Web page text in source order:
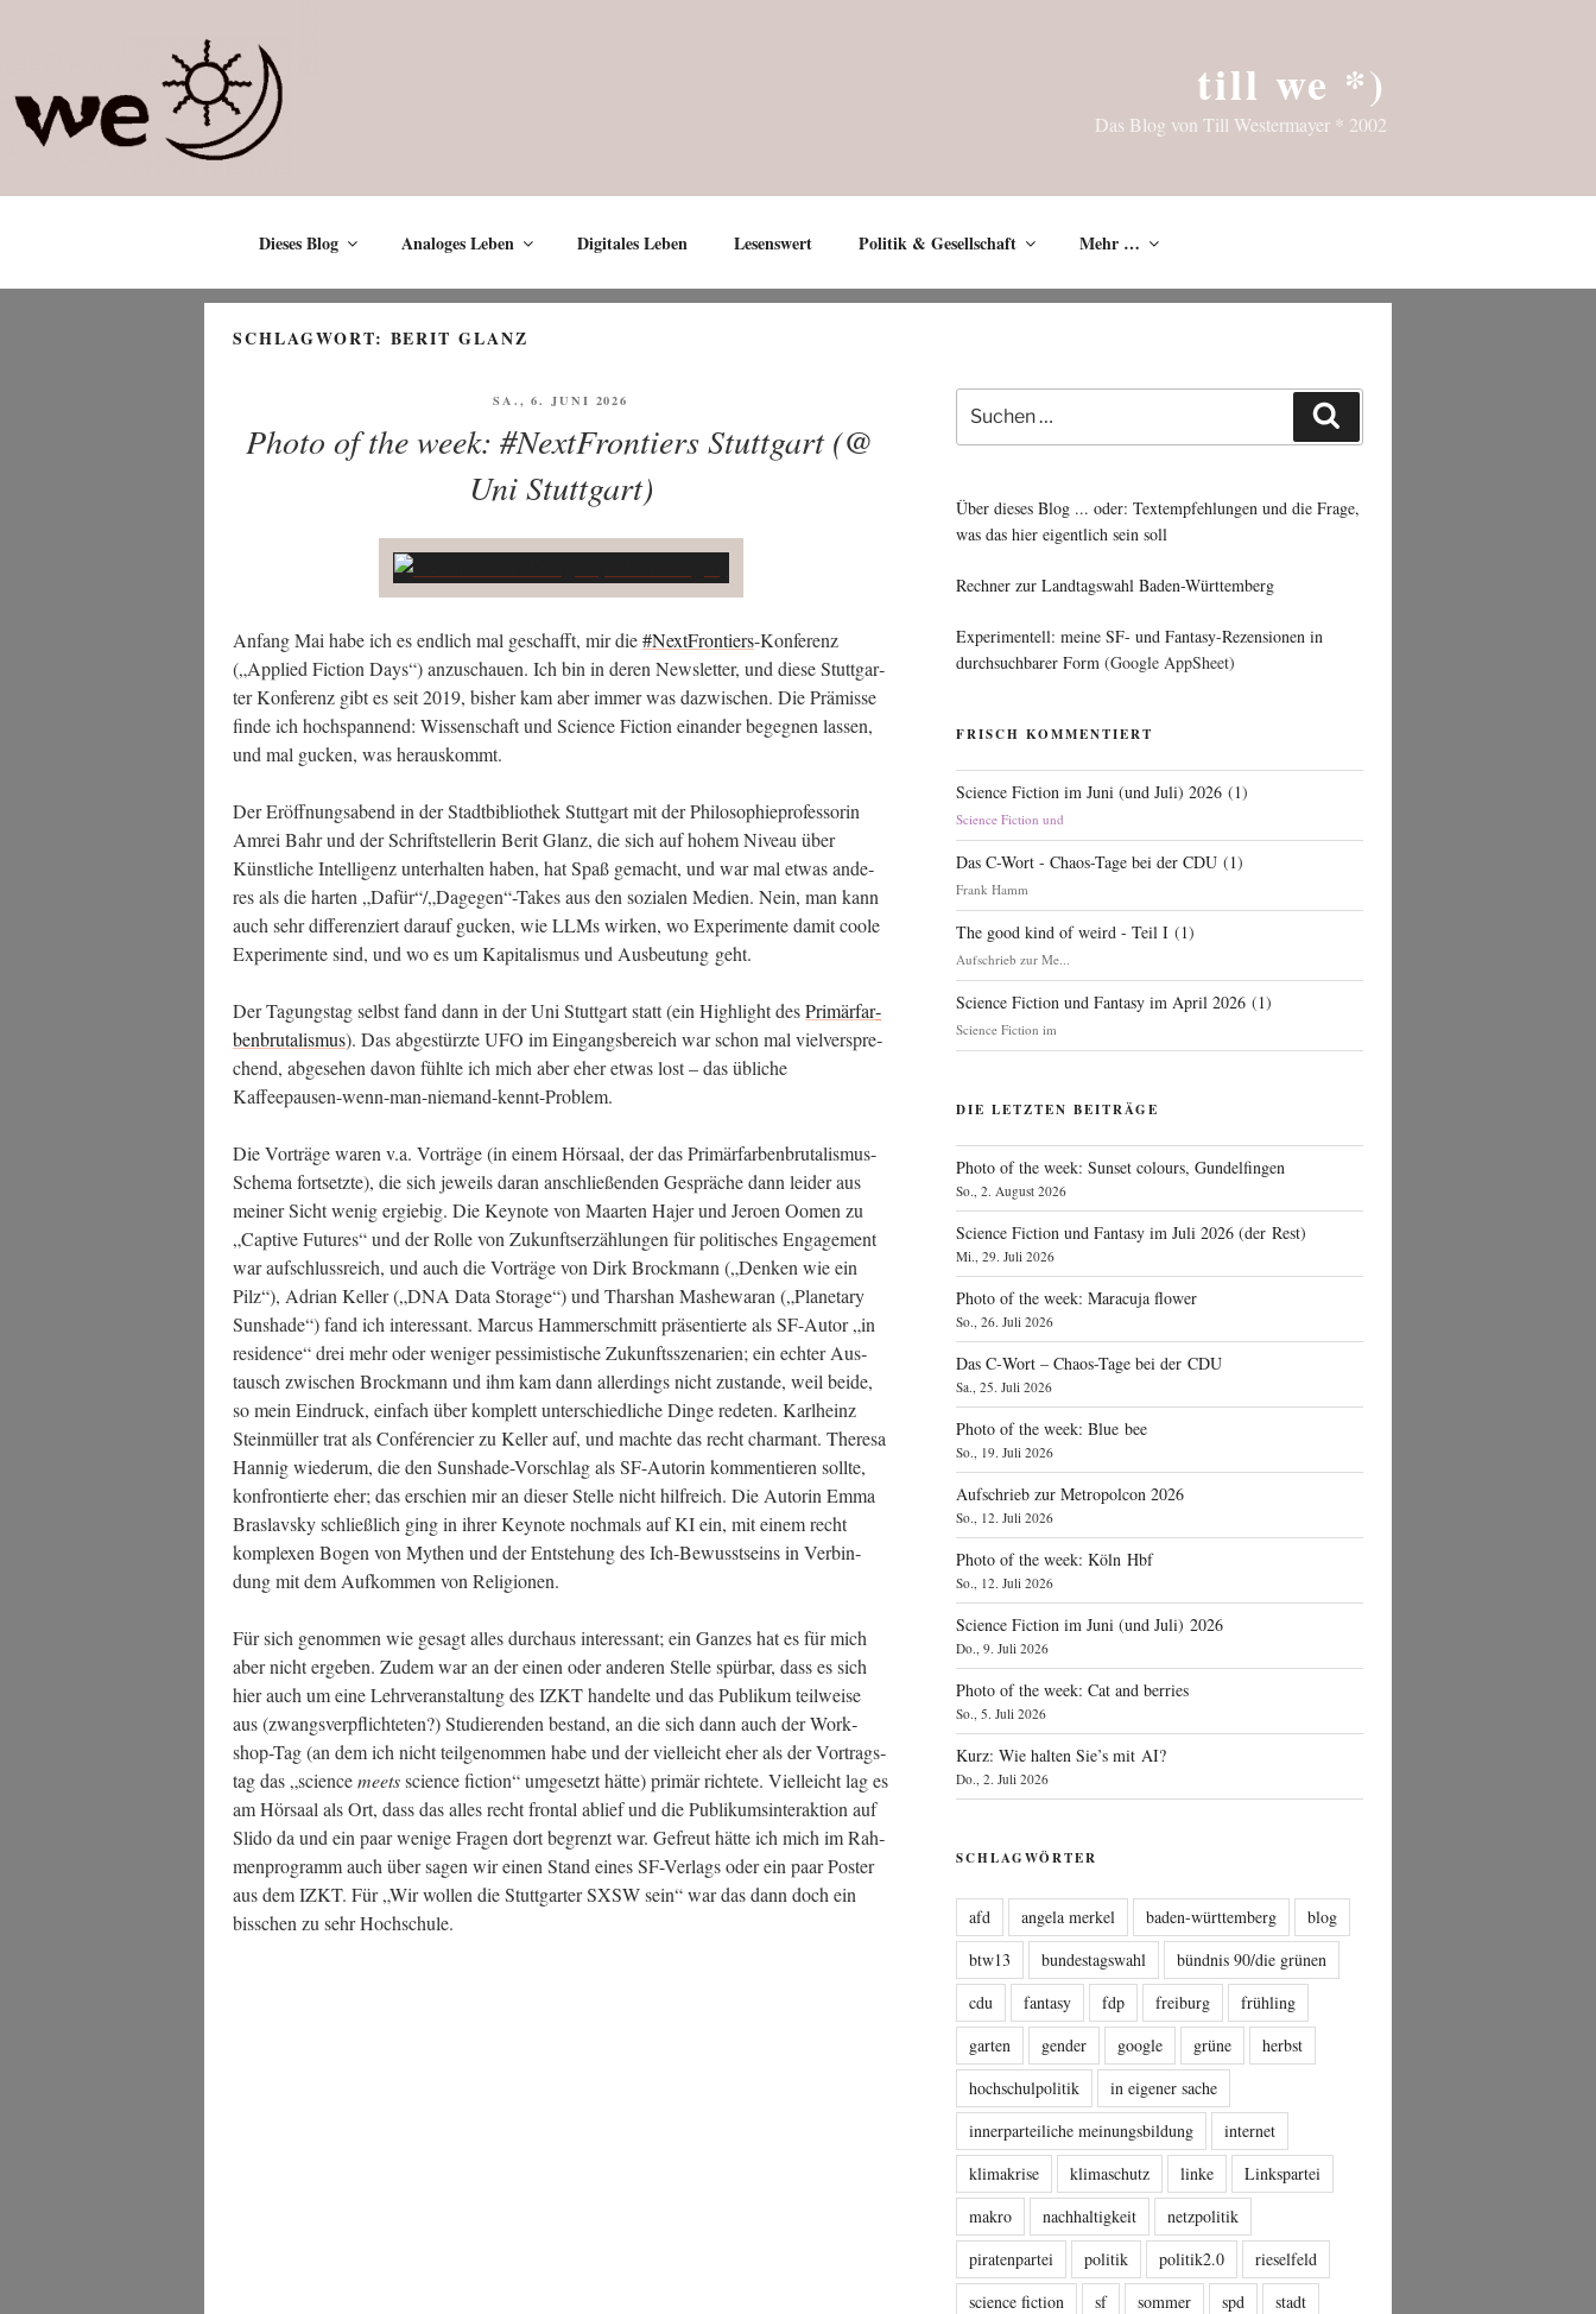
till we *)
Das Blog von Till Westermayer * 2002
Dieses Blog Analoges Leben Digitales Leben Lesenswert Politik & Gesellschaft Mehr …
SCHLAGWORT: BERIT GLANZ
VERÖFFENTLICHT
SA., 6. JUNI 2026
Photo of the week: #NextFrontiers Stuttgart (@
Uni Stuttgart)
Anfang Mai habe ich es end­lich mal geschafft, mir die#Next­Fron­tiers-Kon­fe­renz
(„Appli­ed Fic­tion Days“) anzu­schau­en. Ich bin in deren News­let­ter, und die­se Stutt­gar­
ter Kon­fe­renz gibt es seit 2019, bis­her kam aber immer was dazwi­schen. Die Prä­mis­se
fin­de ich hoch­span­nend: Wis­sen­schaft und Sci­ence Fic­tion ein­an­der begeg­nen las­sen,
und mal gucken, was herauskommt.
Der Eröff­nungs­abend in der Stadt­bi­blio­thek Stutt­gart mit der Phi­lo­so­phie­pro­fes­so­rin
Amrei Bahr und der Schrift­stel­le­rin Berit Glanz, die sich auf hohem Niveau über
Künst­li­che Intel­li­genz unter­hal­ten haben, hat Spaß gemacht, und war mal etwas ande­
res als die har­ten „Dafür“/„Dagegen“-Takes aus den sozia­len Medi­en. Nein, man kann
auch sehr dif­fe­ren­ziert dar­auf gucken, wie LLMs wir­ken, wo Expe­ri­men­te damit coo­le
Expe­ri­men­te sind, und wo es um Kapi­ta­lis­mus und Aus­beu­tung geht.
Der Tagungs­tag selbst fand dann in der Uni Stutt­gart statt (ein High­light desPri­mär­far­
ben­bru­ta­lis­mus). Das abge­stürz­te UFO im Ein­gangs­be­reich war schon mal viel­ver­spre­
chend, abge­se­hen davon fühl­te ich mich aber eher etwas lost – das übli­che
Kaffeepausen-wenn-man-niemand-kennt-Problem.
Die Vor­trä­ge waren v.a. Vor­trä­ge (in einem Hör­saal, der das Pri­mär­far­ben­bru­ta­lis­mus-
Sche­ma fort­setz­te), die sich jeweils dar­an anschlie­ßen­den Gesprä­che dann lei­der aus
mei­ner Sicht wenig ergie­big. Die Key­note von Maar­ten Hajer und Jero­en Oomen zu
„Cap­ti­ve Futures“ und der Rol­le von Zukunfts­er­zäh­lun­gen für poli­ti­sches Enga­ge­ment
war auf­schluss­reich, und auch die Vor­trä­ge von Dirk Brock­mann („Den­ken wie ein
Pilz“), Adri­an Kel­ler („DNA Data Sto­rage“) und Thar­shan Mas­he­wa­ran („Pla­ne­ta­ry
Suns­ha­de“) fand ich inter­es­sant. Mar­cus Ham­mer­schmitt prä­sen­tier­te als SF-Autor „in
resi­dence“ drei mehr oder weni­ger pes­si­mis­ti­sche Zukunfts­sze­na­ri­en; ein ech­ter Aus­
tausch zwi­schen Brock­mann und ihm kam dann aller­dings nicht zustan­de, weil bei­de,
so mein Ein­druck, ein­fach über kom­plett unter­schied­li­che Din­ge rede­ten. Karl­heinz
Stein­mül­ler trat als Con­fé­ren­cier zu Kel­ler auf, und mach­te das recht char­mant. The­re­sa
Han­nig wie­der­um, die den Suns­ha­de-Vor­schlag als SF-Autorin kom­men­tie­ren soll­te,
kon­fron­tier­te eher; das erschien mir an die­ser Stel­le nicht hilf­reich. Die Autorin Emma
Bras­lavs­ky schließ­lich ging in ihrer Key­note noch­mals auf KI ein, mit einem recht
kom­ple­xen Bogen von Mythen und der Ent­ste­hung des Ich-Bewusst­seins in Ver­bin­
dung mit dem Auf­kom­men von Religionen.
Für sich genom­men wie gesagt alles durch­aus inter­es­sant; ein Gan­zes hat es für mich
aber nicht erge­ben. Zudem war an der einen oder ande­ren Stel­le spür­bar, dass es sich
hier auch um eine Lehr­ver­an­stal­tung des IZKT han­del­te und das Publi­kum teil­wei­se
aus (zwangs­ver­pflich­te­ten?) Stu­die­ren­den bestand, an die sich dann auch der Work­
shop-Tag (an dem ich nicht teil­ge­nom­men habe und der viel­leicht eher als der Vor­trags­
tag das „sci­encemeetssci­ence fic­tion“ umge­setzt hät­te) pri­mär rich­te­te. Viel­leicht lag es
am Hör­saal als Ort, dass das alles recht fron­tal ablief und die Publi­kums­in­ter­ak­ti­on auf
Slido da und ein paar weni­ge Fra­gen dort begrenzt war. Gefreut hät­te ich mich im Rah­
men­pro­gramm auch über sagen wir einen Stand eines SF-Ver­lags oder ein paar Pos­ter
aus dem IZKT. Für „Wir wol­len die Stutt­gar­ter SXSW sein“ war das dann doch ein
biss­chen zu sehr Hochschule.
Suche
nach:
Über dieses Blog ... oder: Textempfehlungen und die Frage,
was das hier eigentlich sein soll
Rechner zur Landtagswahl Baden-Württemberg
Experimentell: meine SF- und Fantasy-Rezensionen in
durchsuchbarer Form (Google AppSheet)
FRISCH KOMMENTIERT
Science Fiction im Juni (und Juli) 2026 (1)
Science Fiction und
Das C-Wort - Chaos-Tage bei der CDU (1)
Frank Hamm
The good kind of weird - Teil I (1)
Aufschrieb zur Me...
Science Fiction und Fantasy im April 2026 (1)
Science Fiction im
DIE LETZTEN BEITRÄGE
Photo of the week: Sunset colours, Gundelfingen
So., 2. August 2026
Science Fiction und Fantasy im Juli 2026 (der Rest)
Mi., 29. Juli 2026
Photo of the week: Maracuja flower
So., 26. Juli 2026
Das C‑Wort – Chaos-Tage bei der CDU
Sa., 25. Juli 2026
Photo of the week: Blue bee
So., 19. Juli 2026
Aufschrieb zur Metropolcon 2026
So., 12. Juli 2026
Photo of the week: Köln Hbf
So., 12. Juli 2026
Science Fiction im Juni (und Juli) 2026
Do., 9. Juli 2026
Photo of the week: Cat and berries
So., 5. Juli 2026
Kurz: Wie halten Sie’s mit AI?
Do., 2. Juli 2026
SCHLAGWÖRTER
afd angela merkel baden-württemberg
blog
btw13
bundestagswahl
bündnis 90/die grünen
cdu
fantasy fdp freiburg
frühling
garten
gender google grüne
herbst
hochschulpolitik
in eigener sache
innerparteiliche meinungsbildung
internet
klimakrise
klimaschutz linke
Linkspartei
makro
nachhaltigkeit
netzpolitik
piratenpartei
politik politik2.0
rieselfeld
science fiction
sf sommer spd
stadt